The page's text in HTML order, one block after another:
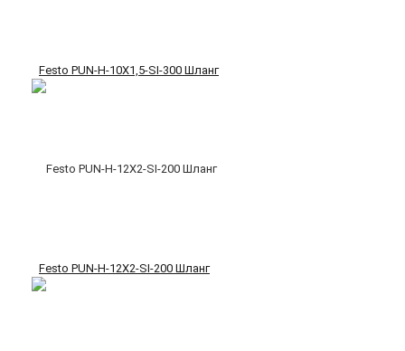
Festo PUN-H-10X1,5-SI-300 Шланг
Festo PUN-H-12X2-SI-200 Шланг